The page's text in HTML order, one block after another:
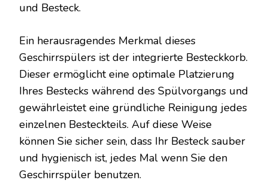
und Besteck.
Ein herausragendes Merkmal dieses
Geschirrspülers ist der integrierte Besteckkorb.
Dieser ermöglicht eine optimale Platzierung
Ihres Bestecks während des Spülvorgangs und
gewährleistet eine gründliche Reinigung jedes
einzelnen Besteckteils. Auf diese Weise
können Sie sicher sein, dass Ihr Besteck sauber
und hygienisch ist, jedes Mal wenn Sie den
Geschirrspüler benutzen.